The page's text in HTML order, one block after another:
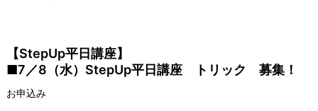
【StepUp平日講座】
■7／8（水）StepUp平日講座 トリック 募集！
お申込み